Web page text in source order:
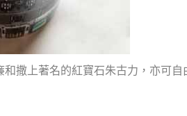
撒上著名的紅寶石朱古力，亦可